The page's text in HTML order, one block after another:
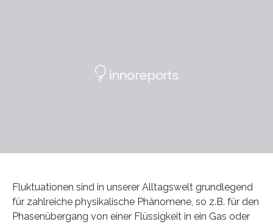
Fluktuationen sind in unserer Alltagswelt grundlegend
für zahlreiche physikalische Phänomene, so z.B. für den
Phasenübergang von einer Flüssigkeit in ein Gas oder